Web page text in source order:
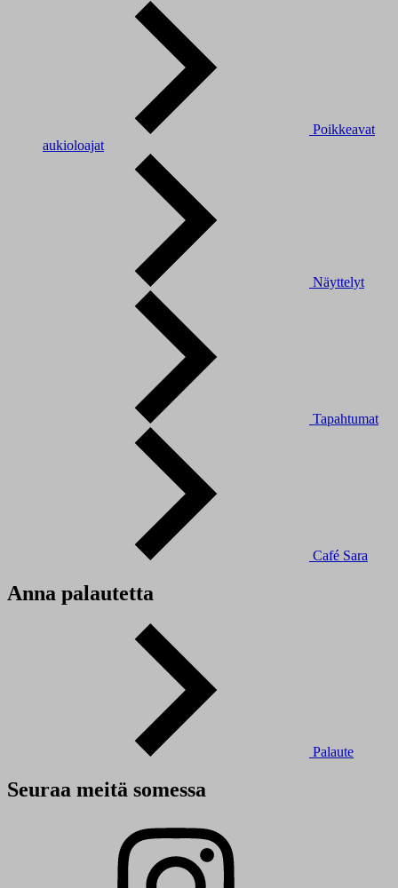
Poikkeavat
aukioloajat
Näyttelyt
Tapahtumat
Café Sara
Anna palautetta
Palaute
Seuraa meitä somessa